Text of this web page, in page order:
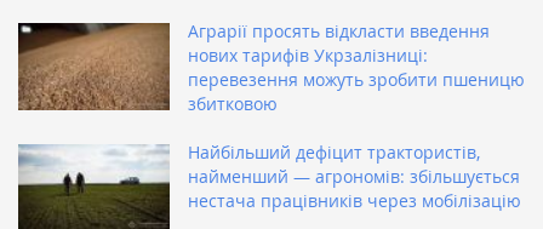
Аграрії просять відкласти введення
нових тарифів Укрзалізниці:
перевезення можуть зробити пшеницю
збитковою
Найбільший дефіцит трактористів,
найменший — агрономів: збільшується
нестача працівників через мобілізацію